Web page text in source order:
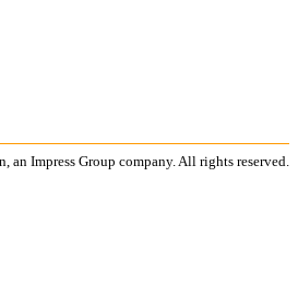
an Impress Group company. All rights reserved.